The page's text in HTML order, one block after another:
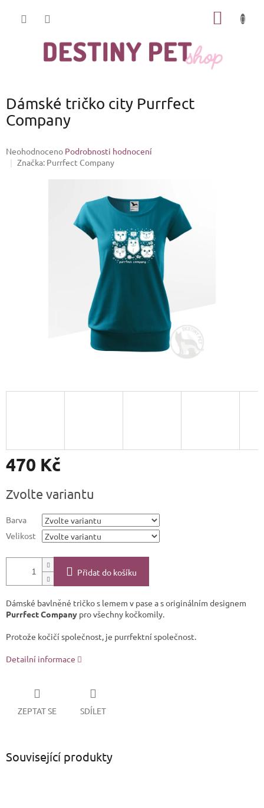
Dámské tričko city Purrfect
Company
Průměrné
hodnocení
Neohodnoceno Podrobnosti hodnocení
Značka: Purrfect Company
470 Kč
cena:
Zvolte variantu
Barva
Velikost
Přidat do košíku
Dámské bavlněné tričko s lemem v pase a s originálním designem
Purrfect Company pro všechny kočkomily.
Protože kočičí společnost, je purrfektní společnost.
Detailní informace
ZEPTAT SE SDÍLET
Související produkty